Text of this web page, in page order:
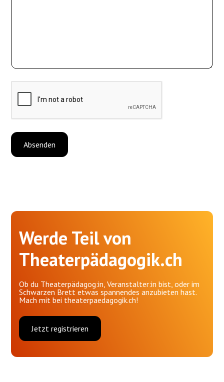
Werde Teil von
Theaterpädagogik.ch
Ob du Theaterpädagog:in, Veranstalter:in bist, oder im
Schwarzen Brett etwas spannendes anzubieten hast.
Mach mit bei theaterpaedagogik.ch!
Jetzt registrieren